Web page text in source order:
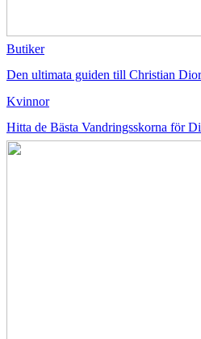
Butiker
Den ultimata guiden till Christian
Kvinnor
Hitta de Bästa Vandringsskorna för